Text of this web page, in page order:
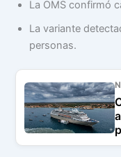
La OMS confirmó
La variante
personas.